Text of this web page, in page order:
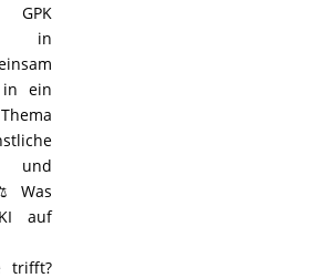
in
ein
und
Was
auf
trifft?